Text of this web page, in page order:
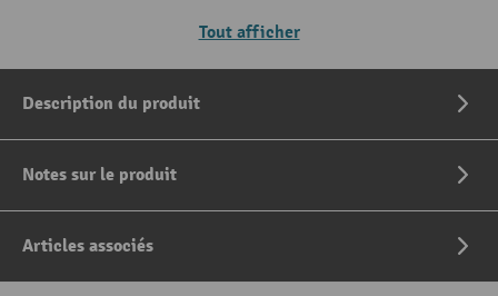
Tout afficher
Description du produit
Notes sur le produit
Articles associés